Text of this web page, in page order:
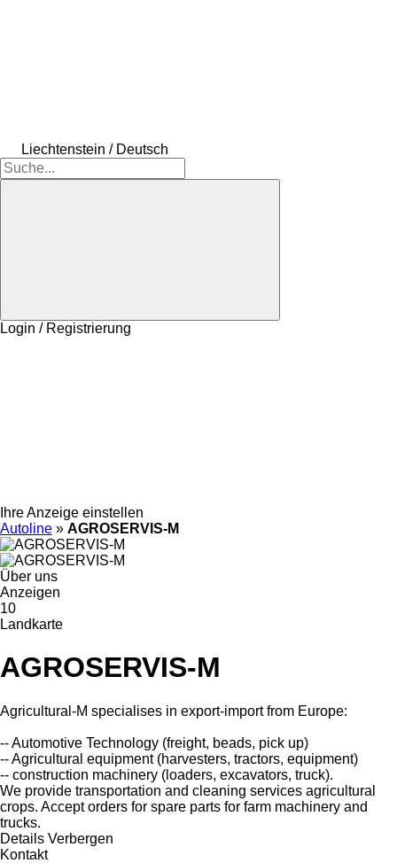
Liechtenstein / Deutsch
Login / Registrierung
Ihre Anzeige einstellen
Autoline » AGROSERVIS-M
Über uns
Anzeigen
10
Landkarte
AGROSERVIS-M
Agricultural-M specialises in export-import from Europe:
-- Automotive Technology (freight, beads, pick up)
-- Agricultural equipment (harvesters, tractors, equipment)
-- construction machinery (loaders, excavators, truck).
We provide transportation and cleaning services agricultural
crops. Accept orders for spare parts for farm machinery and
trucks.
Details Verbergen
Kontakt